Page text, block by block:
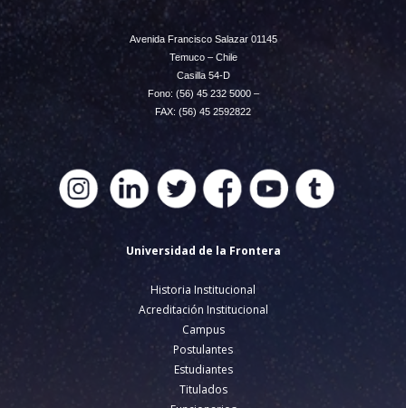
Avenida Francisco Salazar 01145
Temuco – Chile
Casilla 54-D
Fono: (56) 45 232 5000 –
FAX: (56) 45 2592822
Universidad de la Frontera
Historia Institucional
Acreditación Institucional
Campus
Postulantes
Estudiantes
Titulados